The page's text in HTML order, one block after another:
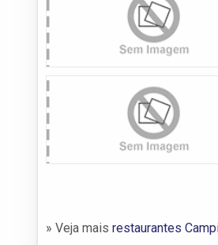
» Veja mais restaurantes